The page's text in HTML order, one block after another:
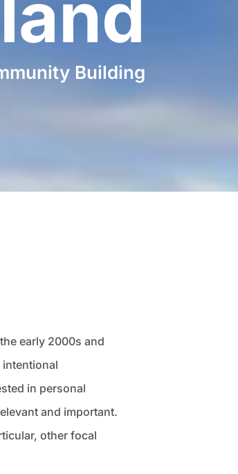
Building
early 2000s and
in personal
and important.
other focal